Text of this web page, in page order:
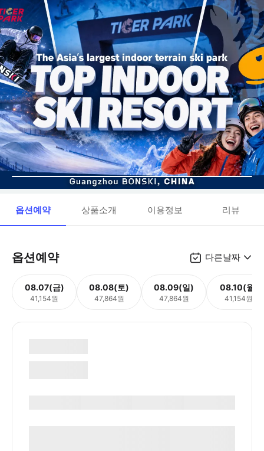
옵션예약 상품소개 이용정보 리뷰
옵션예약 다른날짜
08.07(금)
41,154원
08.08(토)
47,864원
08.09(일)
47,864원
08.10(월)
41,154원